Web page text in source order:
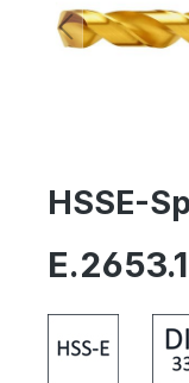
HSSE-
E.2653.1